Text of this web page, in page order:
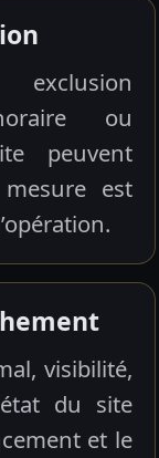
ou
peuvent
est
visibilité,
du site
et le